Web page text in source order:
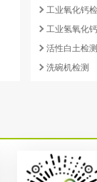
工业氧化钙
工业氢氧化
活性白土检测
洗碗机检测